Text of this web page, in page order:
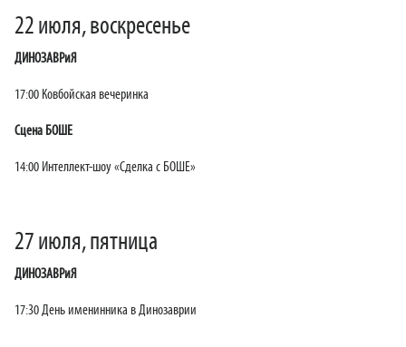
22 июля, воскресенье
ДИНОЗАВРиЯ
17:00 Ковбойская вечеринка
Сцена БОШЕ
14:00 Интеллект-шоу «Сделка с БОШЕ»
27 июля, пятница
ДИНОЗАВРиЯ
17:30 День именинника в Динозаврии